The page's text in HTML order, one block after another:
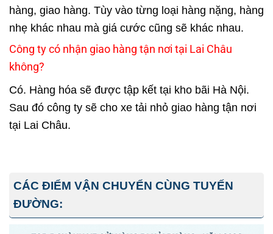
hàng, giao hàng. Tùy vào từng loại hàng nặng, hàng
nhẹ khác nhau mà giá cước cũng sẽ khác nhau.
Công ty có nhận giao hàng tận nơi tại Lai Châu
không?
Có. Hàng hóa sẽ được tập kết tại kho bãi Hà Nội.
Sau đó công ty sẽ cho xe tải nhỏ giao hàng tận nơi
tại Lai Châu.
CÁC ĐIỂM VẬN CHUYỂN CÙNG TUYẾN
ĐƯỜNG: